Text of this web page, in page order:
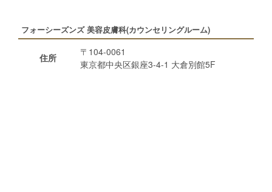
フォーシーズンズ 美容皮膚科(カウンセリングルーム)
住所
〒104-0061
東京都中央区銀座3-4-1 大倉別館5F